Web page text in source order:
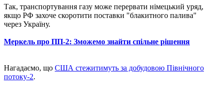
Так, транспортування газу може перервати німецький уряд,
якщо РФ захоче скоротити поставки "блакитного палива"
через Україну.
Меркель про ПП-2: Зможемо знайти спільне рішення
Нагадаємо, що США стежитимуть за добудовою Північного
потоку-2.